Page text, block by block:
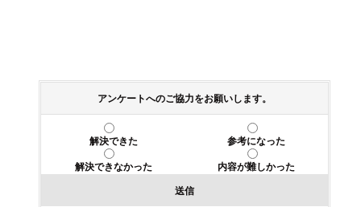
アンケートへのご協力をお願いします。
解決できた
参考になった
解決できなかった
内容が難しかった
送信